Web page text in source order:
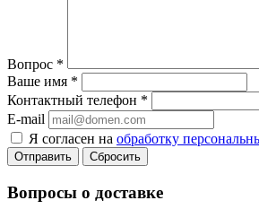
Вопрос *
Ваше имя *
Контактный телефон *
E-mail
Я согласен на обработку
Сбросить
Вопросы о доставке